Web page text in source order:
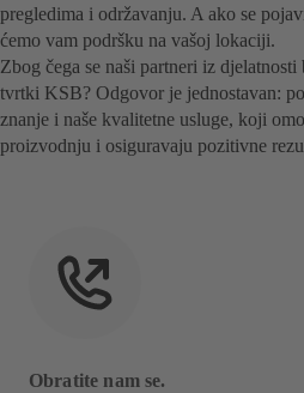
pregledima i održavanju. A ako se
ćemo vam podršku na vašoj lokaciji.
Zbog čega se naši partneri iz
tvrtki KSB? Odgovor je jednostavan:
znanje i naše kvalitetne usluge, koji
proizvodnju i osiguravaju pozitivne
Obratite nam se.